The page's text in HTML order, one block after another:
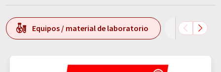
Equipos / material de laboratorio